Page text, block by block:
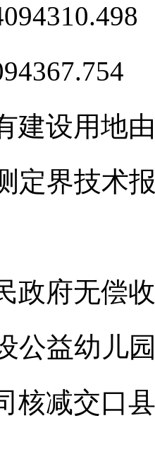
建设用地
定界技术
政府无偿
公益幼儿
核减交口